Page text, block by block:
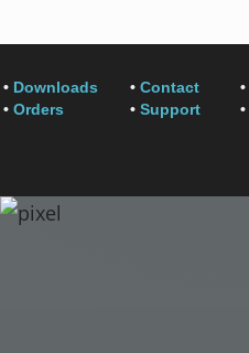
• Downloads
• Orders
• Contact
• Support
•
•